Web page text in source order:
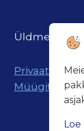
Üldmeil:
Loe